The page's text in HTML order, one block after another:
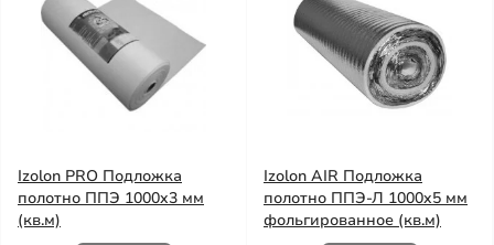
Izolon PRO Подложка
полотно ППЭ 1000x3 мм
(кв.м)
Izolon AIR Подложка
полотно ППЭ-Л 1000x5 мм
фольгированное (кв.м)